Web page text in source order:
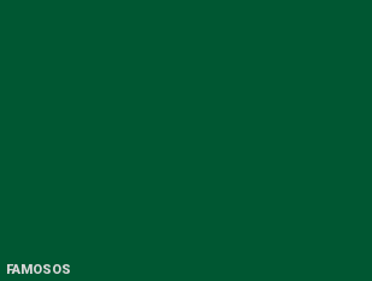
FAMOSOS